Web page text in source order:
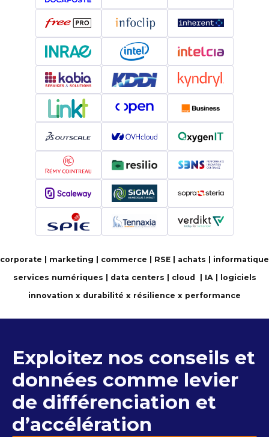
corporate | marketing | commerce | RSE | achats | informatique
services numériques | data centers | cloud | IA | logiciels
innovation x durabilité x résilience x performance
Exploitez nos conseils et
données comme levier
de différenciation et
d’accélération